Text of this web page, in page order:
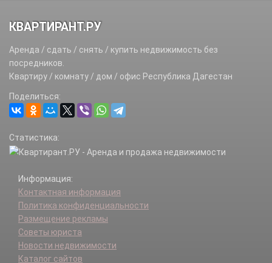
КВАРТИРАНТ.РУ
Аренда / сдать / снять / купить недвижимость без
посредников.
Квартиру / комнату / дом / офис Республика Дагестан
Поделиться:
Статистика:
Информация:
Контактная информация
Политика конфиденциальности
Размещение рекламы
Советы юриста
Новости недвижимости
Каталог сайтов